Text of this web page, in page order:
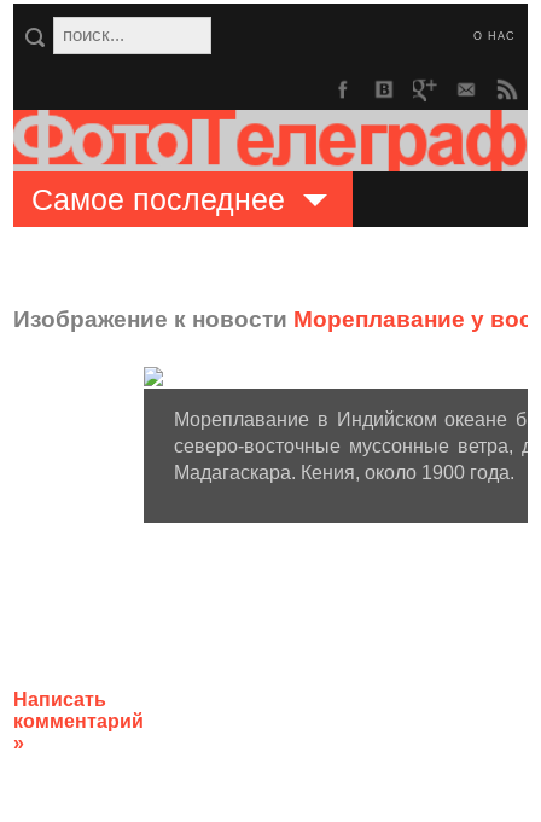
О НАС
Самое последнее
Изображение к новости Мореплавание у
Написать
комментарий
»
Мореплавание в Индийском океане
северо-восточные муссонные ветра,
Мадагаскара. Кения, около 1900 года.